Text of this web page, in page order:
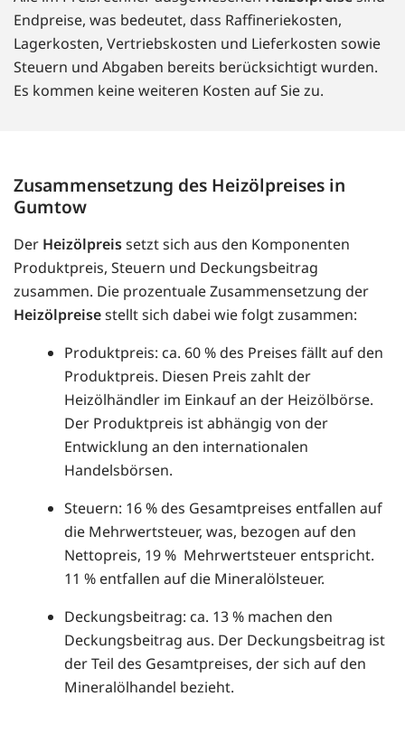
Endpreise, was bedeutet, dass Raffineriekosten,
Lagerkosten, Vertriebskosten und Lieferkosten sowie
Steuern und Abgaben bereits berücksichtigt wurden.
Es kommen keine weiteren Kosten auf Sie zu.
Zusammensetzung des Heizölpreises in
Gumtow
Der Heizölpreissetzt sich aus den Komponenten
Produktpreis, Steuern und Deckungsbeitrag
zusammen. Die prozentuale Zusammensetzung der
Heizölpreisestellt sich dabei wie folgt zusammen:
Produktpreis: ca. 60 % des Preises fällt auf den
Produktpreis. Diesen Preis zahlt der
Heizölhändler im Einkauf an der Heizölbörse.
Der Produktpreis ist abhängig von der
Entwicklung an den internationalen
Handelsbörsen.
Steuern: 16 % des Gesamtpreises entfallen auf
die Mehrwertsteuer, was, bezogen auf den
Nettopreis, 19 % Mehrwertsteuer entspricht.
11 % entfallen auf die Mineralölsteuer.
Deckungsbeitrag: ca. 13 % machen den
Deckungsbeitrag aus. Der Deckungsbeitrag ist
der Teil des Gesamtpreises, der sich auf den
Mineralölhandel bezieht.